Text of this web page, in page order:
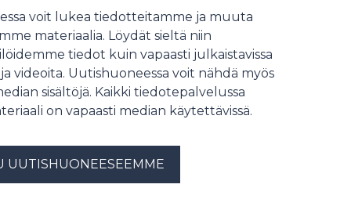
voit lukea tiedotteitamme ja muuta
materiaalia. Löydät sieltä niin
tiedot kuin vapaasti julkaistavissa
videoita. Uutishuoneessa voit nähdä myös
sisältöjä. Kaikki tiedotepalvelussa
on vapaasti median käytettävissä.
UUTISHUONEESEEMME